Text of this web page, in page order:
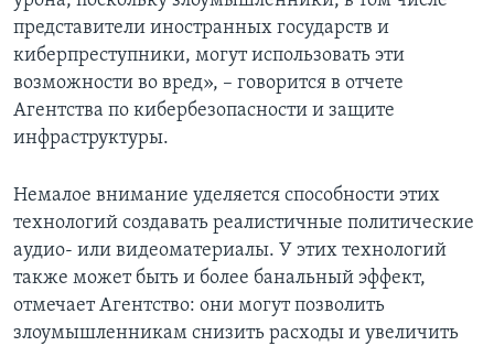
представители иностранных государств и
киберпреступники, могут использовать эти
возможности во вред», – говорится в отчете
Агентства по кибербезопасности и защите
инфраструктуры.
Немалое внимание уделяется способности этих
технологий создавать реалистичные политические
аудио- или видеоматериалы. У этих технологий
также может быть и более банальный эффект,
отмечает Агентство: они могут позволить
злоумышленникам снизить расходы и увеличить